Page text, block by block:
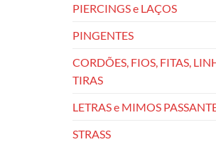
PIERCINGS e LAÇOS
PINGENTES
CORDÕES, FIOS, FITAS,
TIRAS
LETRAS e MIMOS
STRASS